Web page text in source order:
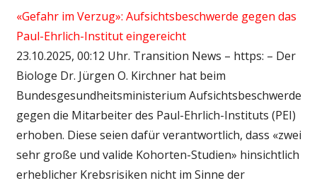
«Gefahr im Verzug»: Aufsichtsbeschwerde gegen das
Paul-Ehrlich-Institut eingereicht
23.10.2025, 00:12 Uhr. Transition News – https: – Der
Biologe Dr. Jürgen O. Kirchner hat beim
Bundesgesundheitsministerium Aufsichtsbeschwerde
gegen die Mitarbeiter des Paul-Ehrlich-Instituts (PEI)
erhoben. Diese seien dafür verantwortlich, dass «zwei
sehr große und valide Kohorten-Studien» hinsichtlich
erheblicher Krebsrisiken nicht im Sinne der